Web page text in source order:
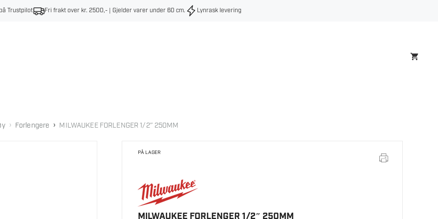
Trustpilot Fri frakt over kr. 2500,- | Gjelder varer under 60 cm. Lynrask levering
› Forlengere › MILWAUKEE FORLENGER 1/2″ 250MM
PÅ LAGER
MILWAUKEE FORLENGER 1/2″ 250MM